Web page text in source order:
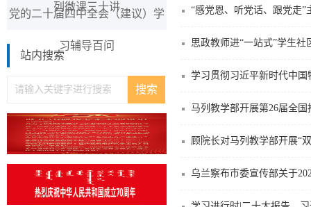
列微课三十讲
党的二十届四中全会（建议）学
习辅导百问
站内搜索
“感党恩、听党话、跟党走”
思政教师进“一站式”学生社
学习贯彻习近平新时代中
马列教学部开展第26届全
顾院长对马列教学部开展“